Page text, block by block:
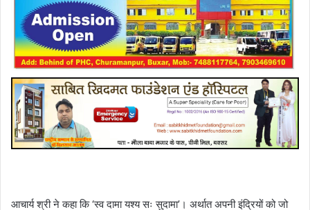
आचार्य श्री ने कहा कि ‘स्व दामा यश्य सः सुदामा’। अर्थात अपनी इंद्रियों को जो